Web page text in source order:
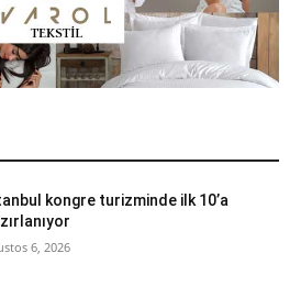
kongre turizminde ilk 10’a
6, 2026